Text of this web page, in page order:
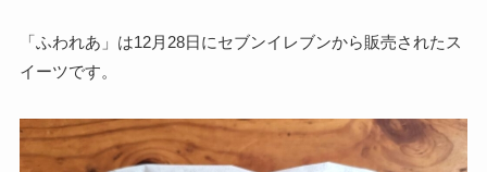
「ふわれあ」は12月28日にセブンイレブンから販売されたス
イーツです。